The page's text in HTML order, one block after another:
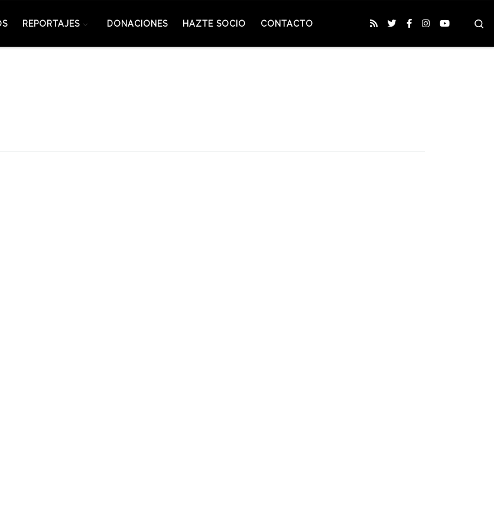
REPORTAJES DONACIONES HAZTE SOCIO CONTACTO